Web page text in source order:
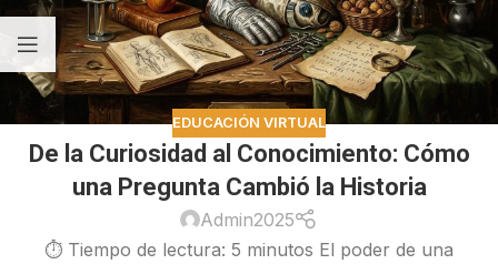
EDUCACIÓN VIRTUAL
De la Curiosidad al Conocimiento: Cómo
una Pregunta Cambió la Historia
Admin2025
⏱ Tiempo de lectura: 5 minutos El poder de una